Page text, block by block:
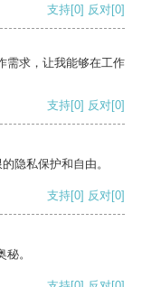
支持[0] 反对[0]
需求，让我能够在工作
支持[0] 反对[0]
隐私保护和自由。
支持[0] 反对[0]
。